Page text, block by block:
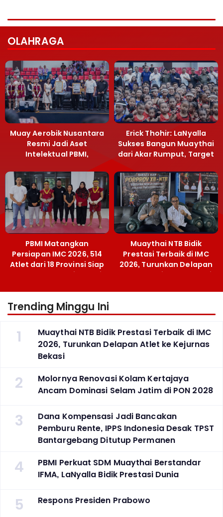
OLAHRAGA
Muay Aerobik Nusantara
Resmi Jadi Aset
Intelektual PBMI,
Terobosan Bangun
Grassroots
Erick Thohir: LaNyalla
Sukses Bangun Muaythai
dari Akar Rumput, Target
PBMI Matangkan
Persiapan IMC 2026, 514
Atlet dari 18 Provinsi Siap
Berlaga Besok di Bekasi
Muaythai NTB Bidik
Prestasi Terbaik di IMC
2026, Turunkan Delapan
Atlet ke Kejurnas Bekasi
Trending Minggu Ini
1
Muaythai NTB Bidik Prestasi Terbaik di IMC
2026, Turunkan Delapan Atlet ke Kejurnas
Bekasi
2
Molornya Renovasi Kolam Kertajaya
Ancam Dominasi Selam Jatim di PON 2028
3
Dana Kompensasi Jadi Bancakan
Pemburu Rente, IPPS Indonesia Desak TPST
Bantargebang Ditutup Permanen
4
PBMI Perkuat SDM Muaythai Berstandar
IFMA, LaNyalla Bidik Prestasi Dunia
5 Respons Presiden Prabowo